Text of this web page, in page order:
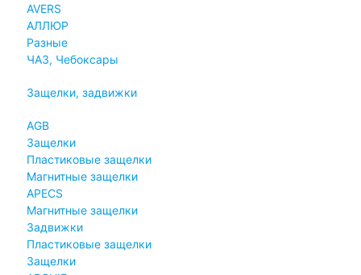
AVERS
АЛЛЮР
Разные
ЧАЗ, Чебоксары
Защелки, задвижки
AGB
Защелки
Пластиковые защелки
Магнитные защелки
APECS
Магнитные защелки
Задвижки
Пластиковые защелки
Защелки